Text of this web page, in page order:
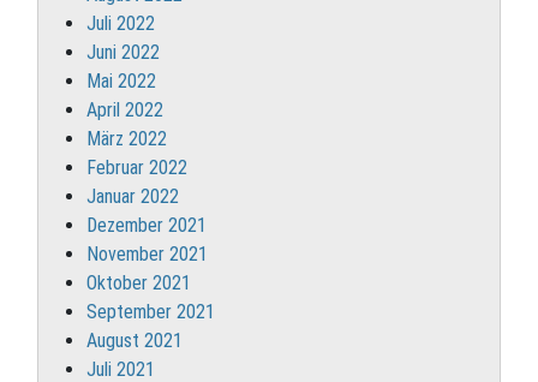
Juli 2022
Juni 2022
Mai 2022
April 2022
März 2022
Februar 2022
Januar 2022
Dezember 2021
November 2021
Oktober 2021
September 2021
August 2021
Juli 2021